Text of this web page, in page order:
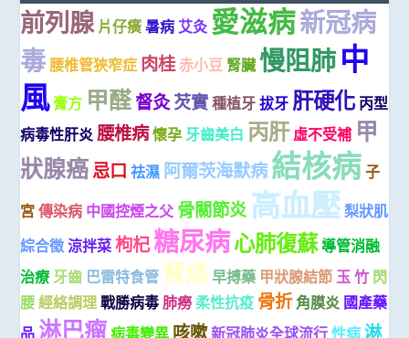
前列腺 片仔癀 暑病 艾灸 愛滋病新冠病
毒 腰椎管狹窄症 肉桂 赤小豆 腎臟慢阻肺中
風 膏方 甲醛督灸芡實種植牙 拔牙 肝硬化 丙型
病毒性肝炎 腰椎病懷孕 牙齒美白 丙肝 虛不受補 甲
狀腺癌忌口 祛濕 阿爾茨海默病結核病 子
宮 傳染病 中國控煙之父 骨關節炎 高血壓 梨狀肌
綜合徵 涼拌菜 枸杞糖尿病心肺復蘇導管消融
治療 牙齒 巴雷特食管 腎癌 早搏藥 甲狀腺結節 玉 竹 閃
腰 經絡調理 戰勝病毒 肺癆 柔性抗疫 骨折 角膜炎 國產藥
品 淋巴瘤 病毒變異 咳嗽新冠肺炎全球流行 性病 淋